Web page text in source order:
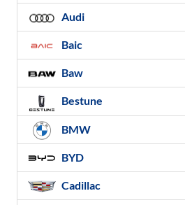
Audi
Baic
Baw
Bestune
BMW
BYD
Cadillac